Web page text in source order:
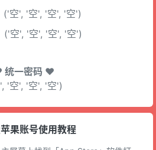
('空', '空', '空', '空')
('空', '空', '空', '空')
统一密码 ♥
'空', '空', '空')
果账号使用教程